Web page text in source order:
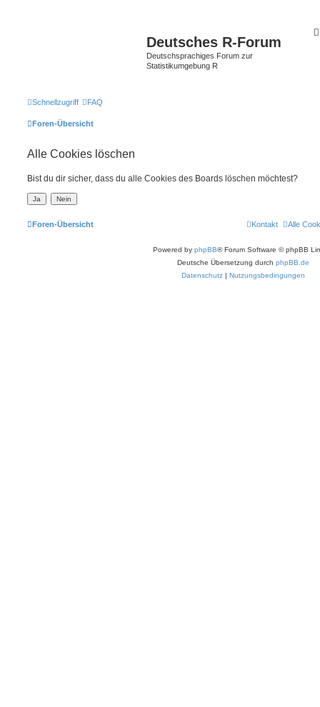
Deutsches R-Forum
Deutschsprachiges Forum zur
Statistikumgebung R
Schnellzugriff FAQ
Foren-Übersicht
Alle Cookies löschen
Bist du dir sicher, dass du alle Cookies des Boards löschen möchtest?
Foren-Übersicht Alle
Kontakt
Powered by phpBB® Forum Software © phpBB
Deutsche Übersetzung durch phpBB.de
Datenschutz | Nutzungsbedingungen